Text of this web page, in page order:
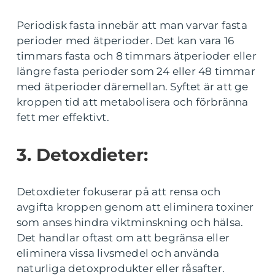
Periodisk fasta innebär att man varvar fasta
perioder med ätperioder. Det kan vara 16
timmars fasta och 8 timmars ätperioder eller
längre fasta perioder som 24 eller 48 timmar
med ätperioder däremellan. Syftet är att ge
kroppen tid att metabolisera och förbränna
fett mer effektivt.
3. Detoxdieter:
Detoxdieter fokuserar på att rensa och
avgifta kroppen genom att eliminera toxiner
som anses hindra viktminskning och hälsa.
Det handlar oftast om att begränsa eller
eliminera vissa livsmedel och använda
naturliga detoxprodukter eller råsafter.